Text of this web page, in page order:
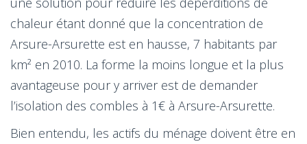
chaleur étant donné que la concentration de
Arsure-Arsurette est en hausse, 7 habitants par
km² en 2010. La forme la moins longue et la plus
avantageuse pour y arriver est de demander
l’isolation des combles à 1€ à Arsure-Arsurette.
Bien entendu, les actifs du ménage doivent être en